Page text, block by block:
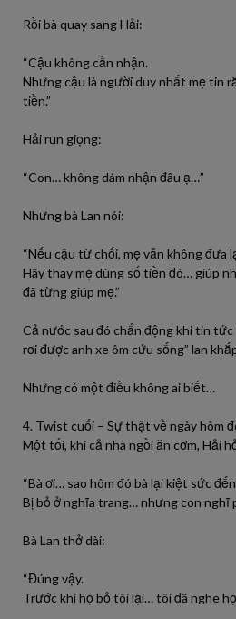
Rồi bà quay sang Hải:
“Cậu không cần nhận.
Nhưng cậu là người duy nhất mẹ tin
tiền.”
Hải run giọng:
“Con… không dám nhận đâu ạ…”
Nhưng bà Lan nói:
“Nếu cậu từ chối, mẹ vẫn không đưa
Hãy thay mẹ dùng số tiền đó… giúp
đã từng giúp mẹ.”
Cả nước sau đó chấn động khi tin
rơi được anh xe ôm cứu sống” lan
Nhưng có một điều không ai biết…
4. Twist cuối – Sự thật về ngày hôm
Một tối, khi cả nhà ngồi ăn cơm, Hải
“Bà ơi… sao hôm đó bà lại kiệt sức
Bị bỏ ở nghĩa trang… nhưng con nghĩ
Bà Lan thở dài:
“Đúng vậy.
Trước khi họ bỏ tôi lại… tôi đã nghe họ